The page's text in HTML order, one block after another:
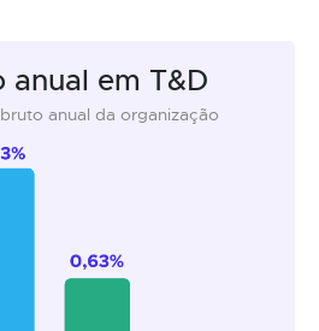
anual em T&D
anual da organização